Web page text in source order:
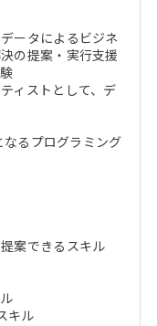
ータによるビジネ
の提案・実行支援
ィストとして、デ
るプログラミング
案できるスキル
キル